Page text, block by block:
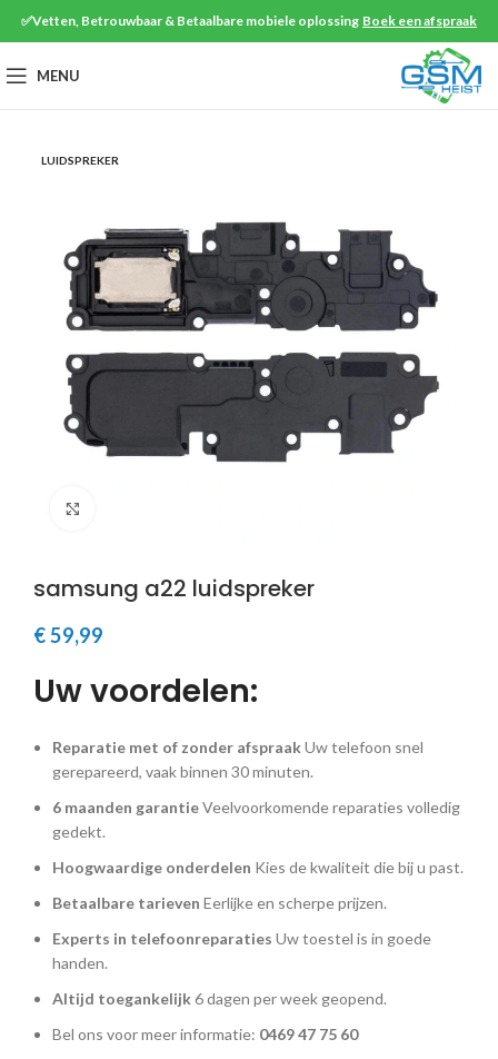
✅Vetten, Betrouwbaar & Betaalbare mobiele oplossing Boek een afspraak
MENU
LUIDSPREKER
samsung a22 luidspreker
€59,99
Uw voordelen:
Reparatie met of zonder afspraakUw telefoon snel
gerepareerd, vaak binnen 30 minuten.
6 maanden garantieVeelvoorkomende reparaties volledig
gedekt.
Hoogwaardige onderdelen Kies de kwaliteit die bij u past.
Betaalbare tarieven Eerlijke en scherpe prijzen.
Experts in telefoonreparaties Uw toestel is in goede
handen.
Altijd toegankelijk6 dagen per week geopend.
Bel ons voor meer informatie: 0469 47 75 60